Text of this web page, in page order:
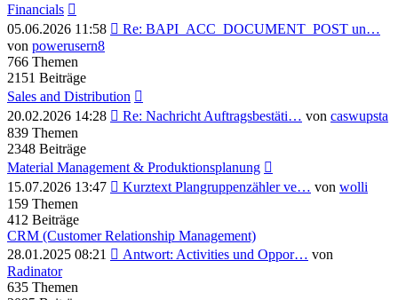
Financials
05.06.2026 11:58
Neuester
Re: BAPI_ACC_DOCUMENT_POST un…
von powerusern8
766 Themen
2151 Beiträge
Sales and Distribution
20.02.2026 14:28
Neuester
Re: Nachricht Auftragsbestäti… von caswupsta
839 Themen
2348 Beiträge
Material Management & Produktionsplanung
15.07.2026 13:47
Neuester
Kurztext Plangruppenzähler ve… von wolli
159 Themen
412 Beiträge
CRM (Customer Relationship Management)
28.01.2025 08:21
Neuester
Antwort: Activities und Oppor… von
Radinator
635 Themen